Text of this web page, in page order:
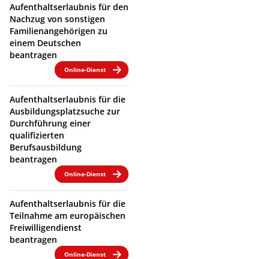
Aufenthaltserlaubnis für den
Nachzug von sonstigen
Familienangehörigen zu
einem Deutschen
beantragen
Online-Dienst
Aufenthaltserlaubnis für die
Ausbildungsplatzsuche zur
Durchführung einer
qualifizierten
Berufsausbildung
beantragen
Online-Dienst
Aufenthaltserlaubnis für die
Teilnahme am europäischen
Freiwilligendienst
beantragen
Online-Dienst